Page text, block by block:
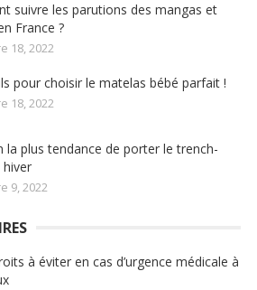
suivre les parutions des mangas et
France ?
18, 2022
pour choisir le matelas bébé parfait !
18, 2022
la plus tendance de porter le trench-
9, 2022
à éviter en cas d’urgence médicale à